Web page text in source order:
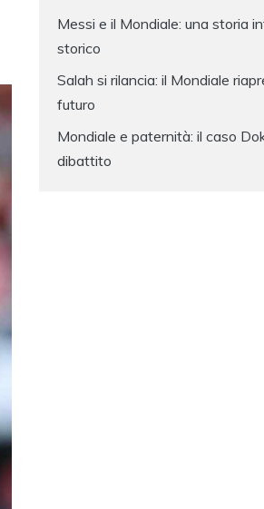
Messi e il Mondiale: una storia
storico
Salah si rilancia: il Mondiale
futuro
Mondiale e paternità: il caso
dibattito